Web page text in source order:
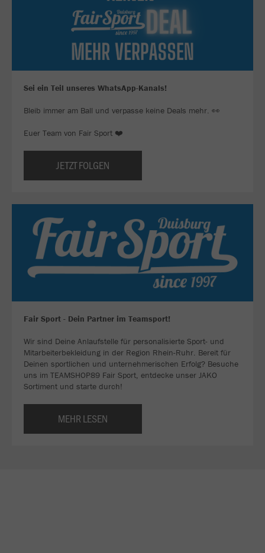
Sei ein Teil unseres WhatsApp-Kanals!
Bleib immer am Ball und verpasse keine Deals mehr. 👀
Euer Team von Fair Sport ❤️
JETZT FOLGEN
Fair Sport - Dein Partner im Teamsport!
Wir sind Deine Anlaufstelle für personalisierte Sport- und
Mitarbeiterbekleidung in der Region Rhein-Ruhr. Bereit für
Deinen sportlichen und unternehmerischen Erfolg? Besuche
uns im TEAMSHOP89 Fair Sport, entdecke unser JAKO
Sortiment und starte durch!
MEHR LESEN